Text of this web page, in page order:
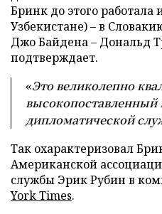
Бринк до этого работала
Узбекистане) – в
Джо Байдена – Дональд
подтверждает.
«Это великолепно
дипломатической
Так охарактеризовал
Американской
службы Эрик Рубин в
York Times.